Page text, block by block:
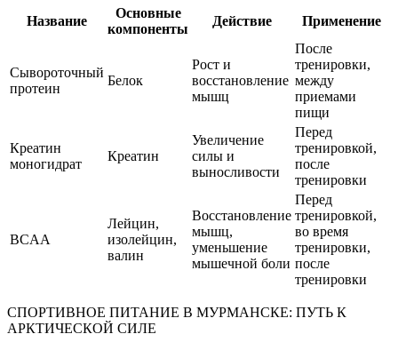
Название
Основные
компоненты
Действие Применение
Сывороточный
протеин
Белок
Рост и
восстановление
мышц
После
тренировки,
между
приемами
пищи
Креатин
моногидрат
Креатин
Увеличение
силы и
выносливости
Перед
тренировкой,
после
тренировки
BCAA
Лейцин,
изолейцин,
валин
Восстановление
мышц,
уменьшение
мышечной боли
Перед
тренировкой,
во время
тренировки,
после
тренировки
СПОРТИВНОЕ ПИТАНИЕ В МУРМАНСКЕ: ПУТЬ К
АРКТИЧЕСКОЙ СИЛЕ